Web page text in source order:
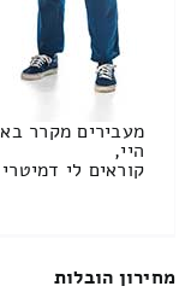
מעבירים מקרר
היי,
קוראים לי
מחירון הובלות